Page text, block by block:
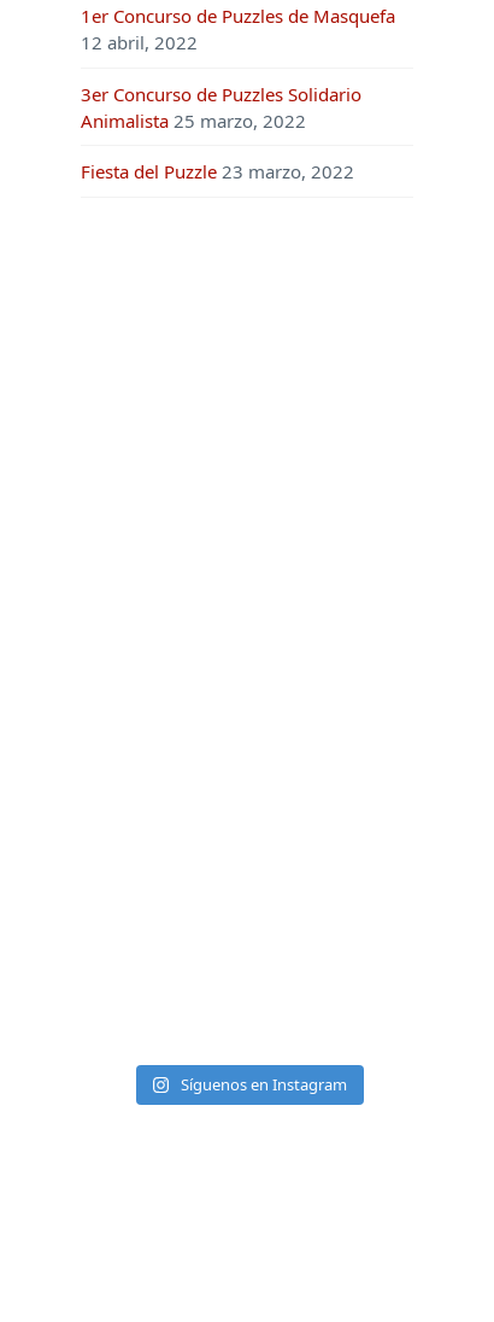
1er Concurso de Puzzles de Masquefa
12 abril, 2022
3er Concurso de Puzzles Solidario
Animalista 25 marzo, 2022
Fiesta del Puzzle 23 marzo, 2022
Síguenos en Instagram